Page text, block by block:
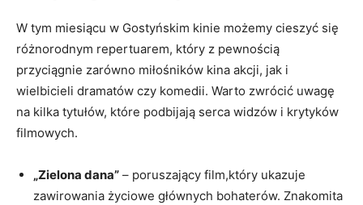
W tym miesiącu w Gostyńskim kinie możemy cieszyć się
różnorodnym repertuarem, który z pewnością
przyciągnie zarówno miłośników kina akcji, jak i
wielbicieli dramatów czy komedii. Warto zwrócić uwagę
na kilka tytułów, które podbijają serca widzów i krytyków
filmowych.
„Zielona dana” – poruszający film,który ukazuje
zawirowania życiowe głównych bohaterów. Znakomita